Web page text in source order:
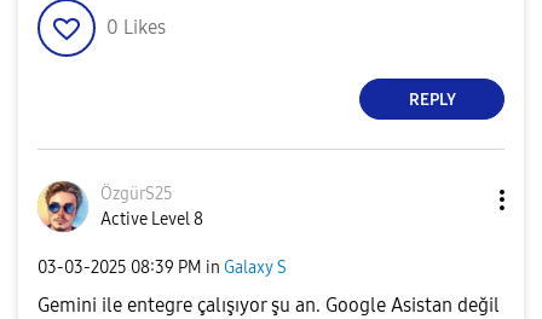
0 Likes
REPLY
ÖzgürS25
Active Level 8
‎03-03-2025 08:39 PM in Galaxy S
Gemini ile entegre çalışıyor şu an. Google Asistan değil